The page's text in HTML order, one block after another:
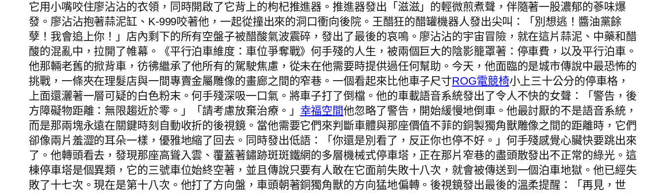
它用小嘴咬住廖沾沾的衣領，同時開啟了它背上的枸杞推進器。推進器發出「滋滋」的輕微煎煮聲，伴隨著一股濃郁的蔘味爆
發。廖沾沾抱著蒜泥缸、K-999咬著他，一起從撞出來的洞口衝向後院。王醋狂的醋罐機器人發出尖叫：「別想逃！醬油黨餘
孽！我會追上你！」店內剩下的所有空盤子被醋酸氣波震碎，發出了最後的哀鳴。廖沾沾的宇宙冒險，就在這片蒜泥、中藥和醋
酸的混亂中，拉開了帷幕。《平行泊車維度：車位爭奪戰》何手殘的人生，被兩個巨大的陰影籠罩著：停車費，以及平行泊車。
他那輛老舊的掀背車，彷彿繼承了他所有的駕駛焦慮，從未在他需要時提供過任何幫助。今天，他面臨的是城市傳說中最恐怖的
挑戰，一條夾在理髮店與一間專賣金屬雕像的畫廊之間的窄巷。一個看起來比他車子尺寸ROG電競椅小上三十公分的停車格，
上面還灑著一層可疑的白色粉末。何手殘深吸一口氣。將車子打了倒檔。他的車載語音系統發出了令人不快的女聲：「警告，後
方障礙物距離：無限趨近於零。」「請考慮放棄治療。」 幸福空間他忽略了警告，開始緩慢地倒車。他最討厭的不是語音系統，
而是那兩塊永遠在關鍵時刻自動收折的後視鏡。當他需要它們來判斷車體與那座價值不菲的銅製獨角獸雕像之間的距離時，它們
卻像兩片羞澀的耳朵一樣，優雅地縮了回去。同時發出低語：「你還是別看了，反正你也停不好。」何手殘感覺心臟快要跳出來
了。他轉頭看去，發現那座高聳入雲、覆蓋著鏽跡斑斑鐵網的多層機械式停車塔，正在那片窄巷的盡頭散發出不正常的綠光。這
棟停車塔是個異類，它的三號車位始終空著，並且傳說只要有人敢在它面前失敗十八次，就會被傳送到一個泊車地獄。他已經失
敗了十七次。現在是第十八次。他打了方向盤，車頭朝著銅獨角獸的方向猛地偏轉。後視鏡發出最後的溫柔提醒：「再見，世